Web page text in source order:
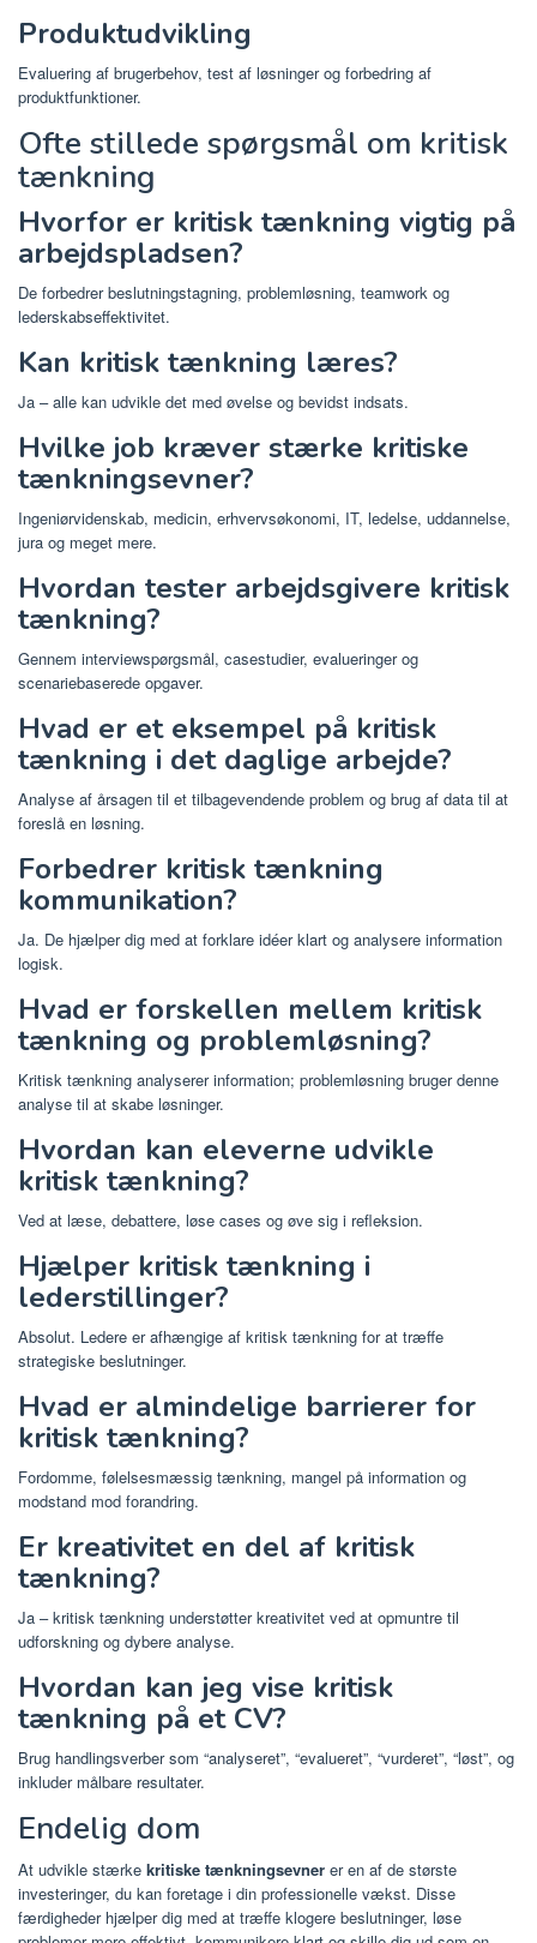
Produktudvikling
Evaluering af brugerbehov, test af løsninger og forbedring af
produktfunktioner.
Ofte stillede spørgsmål om kritisk
tænkning
Hvorfor er kritisk tænkning vigtig på
arbejdspladsen?
De forbedrer beslutningstagning, problemløsning, teamwork og
lederskabseffektivitet.
Kan kritisk tænkning læres?
Ja – alle kan udvikle det med øvelse og bevidst indsats.
Hvilke job kræver stærke kritiske
tænkningsevner?
Ingeniørvidenskab, medicin, erhvervsøkonomi, IT, ledelse, uddannelse,
jura og meget mere.
Hvordan tester arbejdsgivere kritisk
tænkning?
Gennem interviewspørgsmål, casestudier, evalueringer og
scenariebaserede opgaver.
Hvad er et eksempel på kritisk
tænkning i det daglige arbejde?
Analyse af årsagen til et tilbagevendende problem og brug af data til at
foreslå en løsning.
Forbedrer kritisk tænkning
kommunikation?
Ja. De hjælper dig med at forklare idéer klart og analysere information
logisk.
Hvad er forskellen mellem kritisk
tænkning og problemløsning?
Kritisk tænkning analyserer information; problemløsning bruger denne
analyse til at skabe løsninger.
Hvordan kan eleverne udvikle
kritisk tænkning?
Ved at læse, debattere, løse cases og øve sig i refleksion.
Hjælper kritisk tænkning i
lederstillinger?
Absolut. Ledere er afhængige af kritisk tænkning for at træffe
strategiske beslutninger.
Hvad er almindelige barrierer for
kritisk tænkning?
Fordomme, følelsesmæssig tænkning, mangel på information og
modstand mod forandring.
Er kreativitet en del af kritisk
tænkning?
Ja – kritisk tænkning understøtter kreativitet ved at opmuntre til
udforskning og dybere analyse.
Hvordan kan jeg vise kritisk
tænkning på et CV?
Brug handlingsverber som “analyseret”, “evalueret”, “vurderet”, “løst”, og
inkluder målbare resultater.
Endelig dom
At udvikle stærke kritiske tænkningsevner er en af ​​de største
investeringer, du kan foretage i din professionelle vækst. Disse
færdigheder hjælper dig med at træffe klogere beslutninger, løse